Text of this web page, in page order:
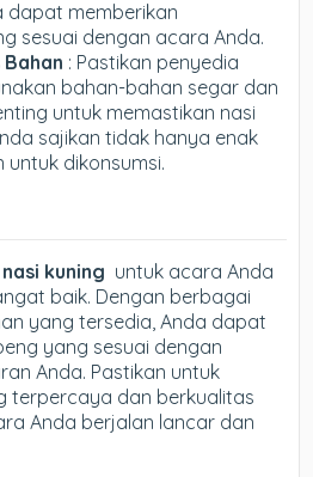
dapat memberikan
sesuai dengan acara Anda.
: Pastikan penyedia
bahan-bahan segar dan
untuk memastikan nasi
sajikan tidak hanya enak
dikonsumsi.
kuning untuk acara Anda
baik. Dengan berbagai
yang tersedia, Anda dapat
yang sesuai dengan
Anda. Pastikan untuk
terpercaya dan berkualitas
Anda berjalan lancar dan